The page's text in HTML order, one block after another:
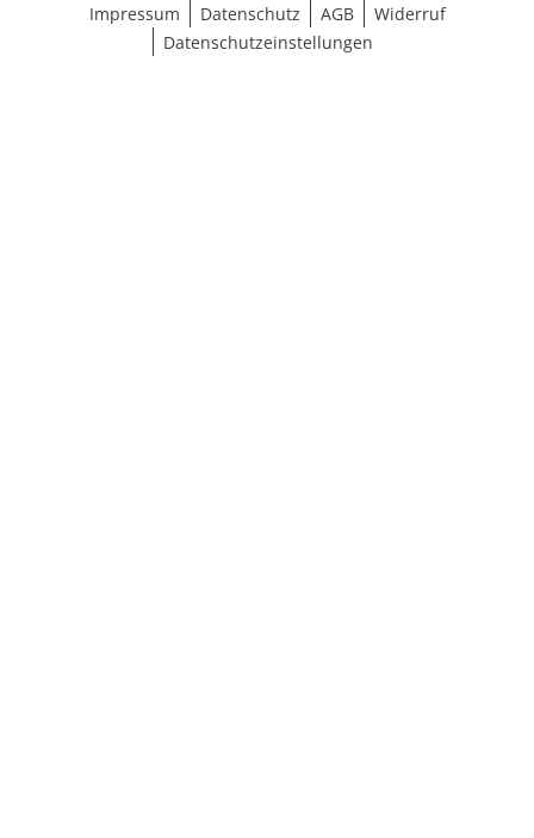
Impressum
Datenschutz AGB
Widerruf
Datenschutzeinstellungen